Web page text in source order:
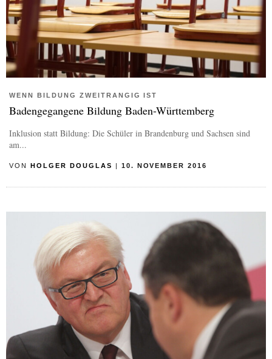
WENN BILDUNG ZWEITRANGIG IST
Badengegangene Bildung Baden-Württemberg
Inklusion statt Bildung: Die Schüler in Brandenburg und Sachsen sind
am...
VON HOLGER DOUGLAS 10. NOVEMBER 2016